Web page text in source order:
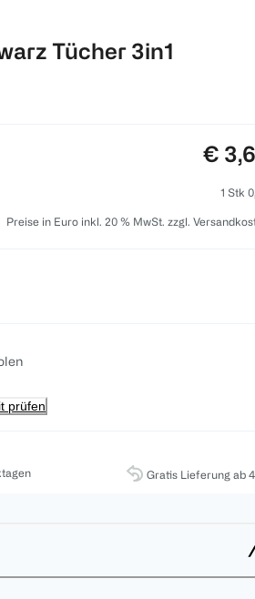
Tücher 3in1
€
1 Stk
Preise in Euro inkl. 20 % MwSt. zzgl.
prüfen
Gratis Lieferung ab